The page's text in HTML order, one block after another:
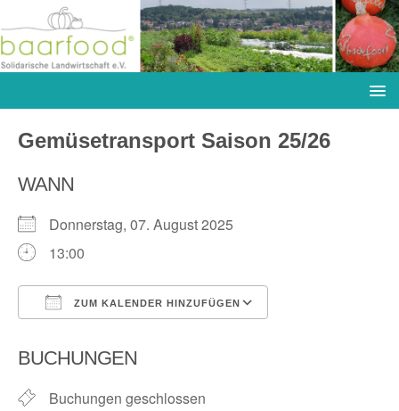
Gemüsetransport Saison 25/26
WANN
Donnerstag, 07. August 2025
13:00
ZUM KALENDER HINZUFÜGEN
BUCHUNGEN
Buchungen geschlossen